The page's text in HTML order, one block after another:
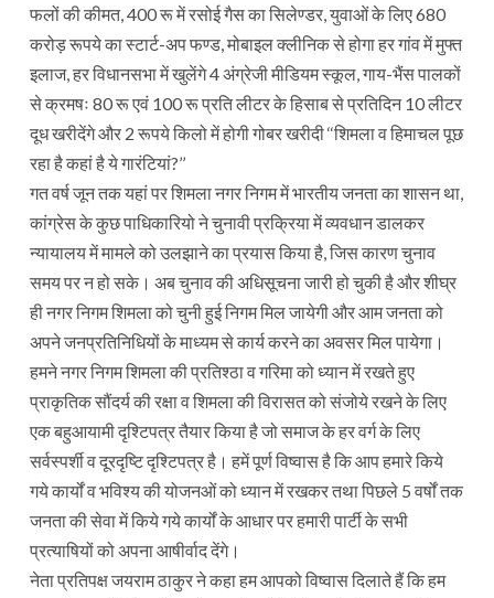
फलों की कीमत, 400 रू में रसोई गैस का सिलेण्डर, युवाओं के लिए 680
करोड़ रूपये का स्टार्ट-अप फण्ड, मोबाइल क्लीनिक से होगा हर गांव में मुफ्त
इलाज, हर विधानसभा में खुलेंगे 4 अंग्रेजी मीडियम स्कूल, गाय-भैंस पालकों
से क्रमषः 80 रू एवं 100 रू प्रति लीटर के हिसाब से प्रतिदिन 10 लीटर
दूध खरीदेंगे और 2 रूपये किलो में होगी गोबर खरीदी ‘‘शिमला व हिमाचल पूछ
रहा है कहां है ये गारंटियां?’’
गत वर्ष जून तक यहां पर शिमला नगर निगम में भारतीय जनता का शासन था,
कांग्रेस के कुछ पाधिकारियो ने चुनावी प्रक्रिया में व्यवधान डालकर
न्यायालय में मामले को उलझाने का प्रयास किया है, जिस कारण चुनाव
समय पर न हो सके। अब चुनाव की अधिसूचना जारी हो चुकी है और शीघ्र
ही नगर निगम शिमला को चुनी हुई निगम मिल जायेगी और आम जनता को
अपने जनप्रतिनिधियों के माध्यम से कार्य करने का अवसर मिल पायेगा।
हमने नगर निगम शिमला की प्रतिश्ठा व गरिमा को ध्यान में रखते हुए
प्राकृतिक सौंदर्य की रक्षा व शिमला की विरासत को संजोये रखने के लिए
एक बहुआयामी दृश्टिपत्र तैयार किया है जो समाज के हर वर्ग के लिए
सर्वस्पर्शी व दूरदृष्टि दृश्टिपत्र है। हमें पूर्ण विष्वास है कि आप हमारे किये
गये कार्यों व भविश्य की योजनओं को ध्यान में रखकर तथा पिछले 5 वर्षों तक
जनता की सेवा में किये गये कार्यों के आधार पर हमारी पार्टी के सभी
प्रत्याषियों को अपना आषीर्वाद देंगे।
नेता प्रतिपक्ष जयराम ठाकुर ने कहा हम आपको विष्वास दिलाते हैं कि हम